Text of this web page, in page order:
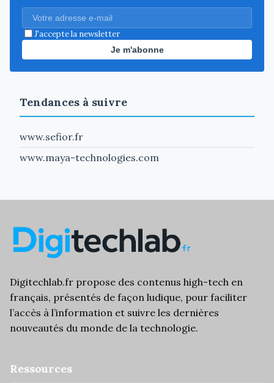
J'accepte la newsletter
Je m'abonne
Tendances à suivre
www.sefior.fr
www.maya-technologies.com
Digitechlab.fr propose des contenus high-tech en
français, présentés de façon ludique, pour faciliter
l’accès à l’information et suivre les dernières
nouveautés du monde de la technologie.
Ressources